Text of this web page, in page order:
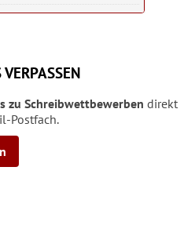
zu Schreibwettbewerben direkt
Postfach.